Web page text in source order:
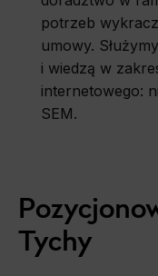
potrzeb
umowy.
i wiedzą w
internetowego:
SEM.
Tychy